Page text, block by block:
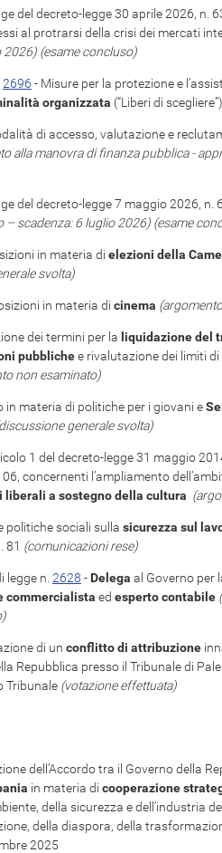
del decreto-legge 30 aprile 2026, n.
al protrarsi della crisi dei mercati
2026) (esame concluso)
2696 - Misure per la protezione e
organizzata (“Liberi di
di accesso, valutazione e
alla manovra di finanza pubblica -
del decreto-legge 7 maggio 2026, n.
– scadenza: 6 luglio 2026) (esame
in materia di elezioni della
svolta)
in materia di cinema
dei termini per la liquidazione del
pubblichee rivalutazione dei limiti
non esaminato)
in materia di politiche per i giovani e
generale svolta)
1 del decreto-legge 31 maggio
concernenti l’ampliamento
liberali a sostegno della cultura
politiche sociali sulla sicurezza sul
81 (comunicazioni rese)
legge n. 2628 ​ - Delega al Governo per
commercialista ed esperto contabile
di un conflitto di attribuzione
Repubblica presso il Tribunale di
Tribunale (votazione effettuata)
dell’Accordo tra il Governo della
in materia di cooperazione
della sicurezza e dell’industria
della diaspora, della
2025